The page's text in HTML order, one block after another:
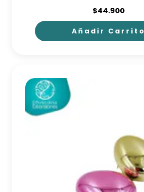
$44.900
Añadir Carrito